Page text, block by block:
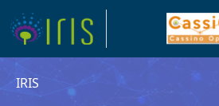
IRIS